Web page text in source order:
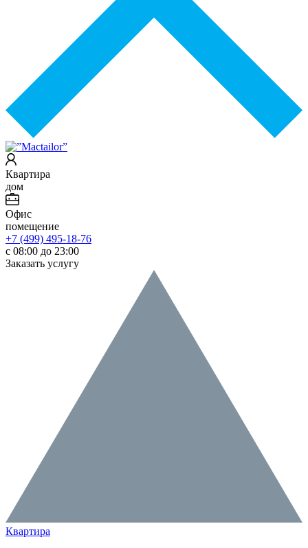
Квартира
дом
Офис
помещение
+7 (499) 495-18-76
с 08:00 до 23:00
Заказать услугу
Квартира